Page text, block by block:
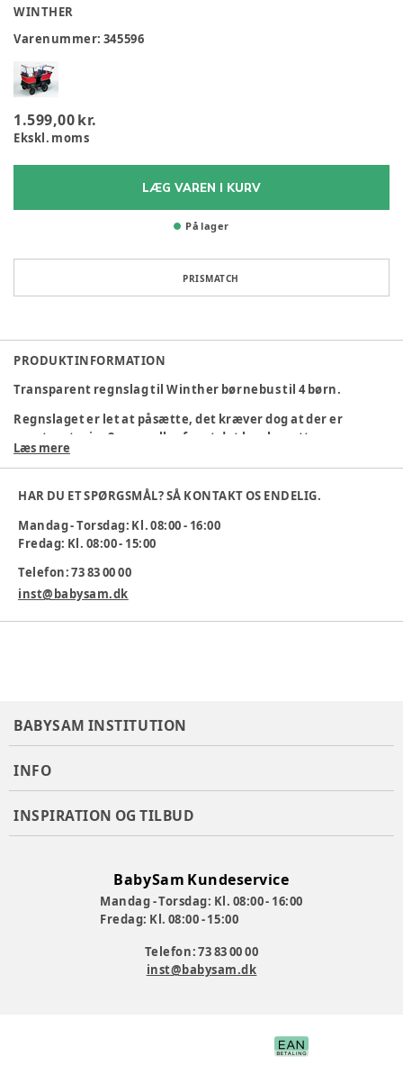
WINTHER
Varenummer: 345596
1.599,00 kr.
Ekskl. moms
LÆG VAREN I KURV
På lager
PRISMATCH
PRODUKTINFORMATION
Transparent regnslag til Winther børnebus til 4 børn.
Regnslaget er let at påsætte, det kræver dog at der er
monteret min. 2 parasoller for at det kan benyttes.
Varenummer:345596
Læs mere
HAR DU ET SPØRGSMÅL? SÅ KONTAKT OS ENDELIG.
Mandag - Torsdag: Kl. 08:00 - 16:00
Fredag: Kl. 08:00 - 15:00
Telefon: 73 83 00 00
inst@babysam.dk
BABYSAM INSTITUTION
INFO
INSPIRATION OG TILBUD
BabySam Kundeservice
Mandag - Torsdag: Kl. 08:00 - 16:00
Fredag: Kl. 08:00 - 15:00
Telefon: 73 83 00 00
inst@babysam.dk